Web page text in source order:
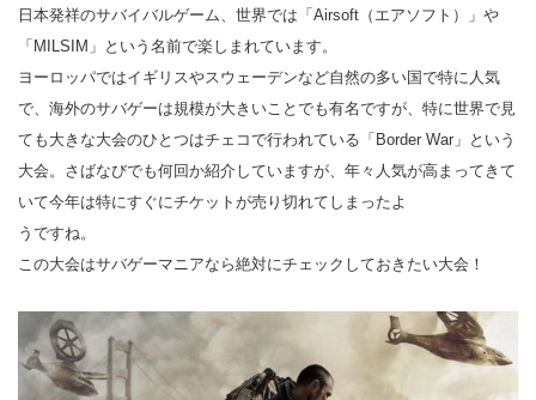
日本発祥のサバイバルゲーム、世界では「Airsoft（エアソフト）」や
「MILSIM」という名前で楽しまれています。
ヨーロッパではイギリスやスウェーデンなど自然の多い国で特に人気
で、海外のサバゲーは規模が大きいことでも有名ですが、特に世界で見
ても大きな大会のひとつはチェコで行われている「Border War」という
大会。さばなびでも何回か紹介していますが、年々人気が高まってきて
いて今年は特にすぐにチケットが売り切れてしまったよ
うですね。
この大会はサバゲーマニアなら絶対にチェックしておきたい大会！